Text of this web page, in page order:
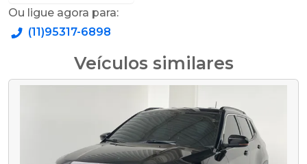
Ou ligue agora para:
(11)95317-6898
Veículos similares